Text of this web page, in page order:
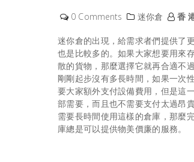
0 Comments 迷你倉 香
迷你倉的出現，給需求者們提供了
也是比較多的。如果大家想要用來
散的貨物，那麼選擇它就再合適不
剛剛起步沒有多長時間，如果一次
要大家額外支付設備費用，但是這
部需要，而且也不需要支付太過昂
需要長時間使用這樣的倉庫，那麼
庫總是可以提供物美價廉的服務。